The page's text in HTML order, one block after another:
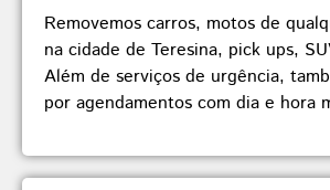
Removemos carros, motos de
na cidade de Teresina, pick ups,
Além de serviços de urgência,
por agendamentos com dia e hora